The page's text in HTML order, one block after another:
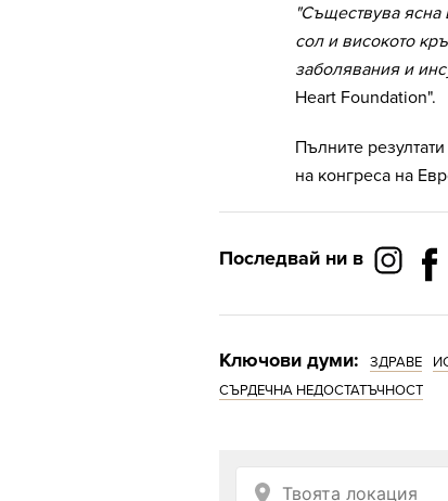
"Съществува
сол и високото
заболявания и
Heart Foundation".
Пълните
на конгреса на
Последвай ни в
Ключови думи: ЗДРАВЕ
СЪРДЕЧНА НЕДОСТАТЪЧНОСТ